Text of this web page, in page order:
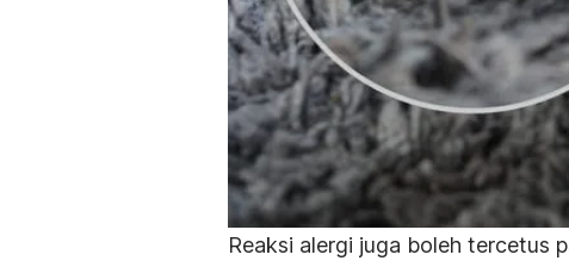
Reaksi alergi juga boleh tercetus